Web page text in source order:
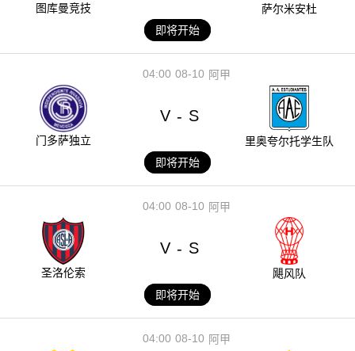
图库曼竞技
萨尔米安杜
即将开始
08-10
04:00 阿甲
门多萨独立
V - S
里奥夸尔托学生队
即将开始
08-10
04:00 阿甲
圣洛伦索
V - S
飓风队
即将开始
08-10
04:00 阿甲